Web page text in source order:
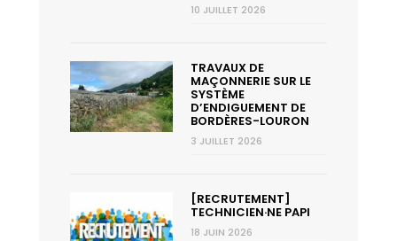
10 JUILLET 2026
TRAVAUX DE
MAÇONNERIE SUR LE
SYSTÈME
D’ENDIGUEMENT DE
BORDÈRES-LOURON
3 JUILLET 2026
[RECRUTEMENT]
TECHNICIEN·NE PAPI
18 JUIN 2026